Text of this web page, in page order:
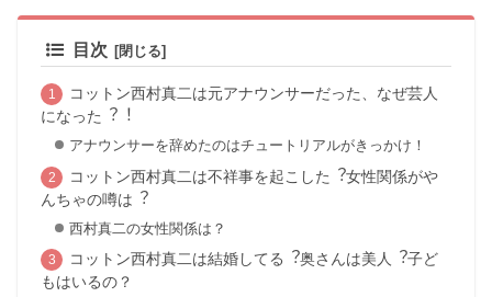
目次
コットン⻄村真⼆は元アナウンサーだった、なぜ芸⼈
になった︖︕
アナウンサーを辞めたのはチュートリアルがきっかけ！
コットン⻄村真⼆は不祥事を起こした︖⼥性関係がや
んちゃの噂は︖
西村真二の女性関係は？
コットン⻄村真⼆は結婚してる︖奥さんは美⼈︖子ど
もはいるの？